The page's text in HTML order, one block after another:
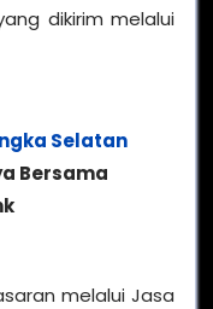
dikirim melalui
Selatan
Bersama
melalui Jasa